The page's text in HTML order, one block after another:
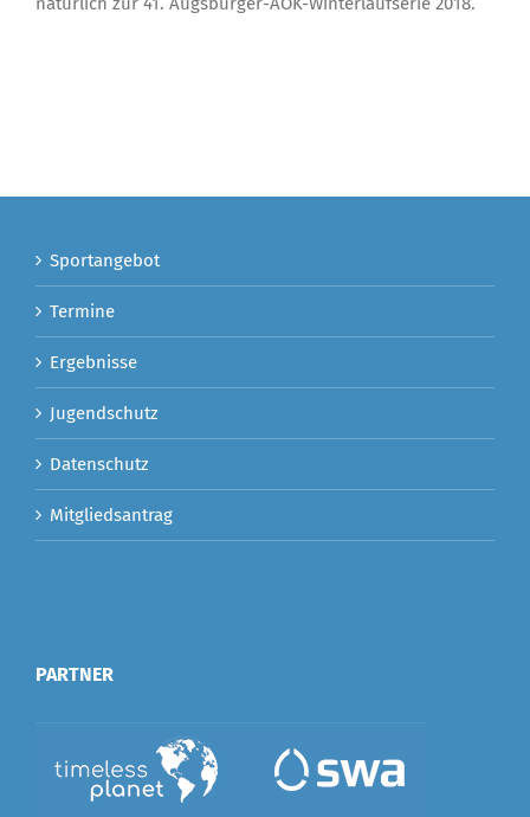
Sportangebot
Termine
Ergebnisse
Jugendschutz
Datenschutz
Mitgliedsantrag
PARTNER